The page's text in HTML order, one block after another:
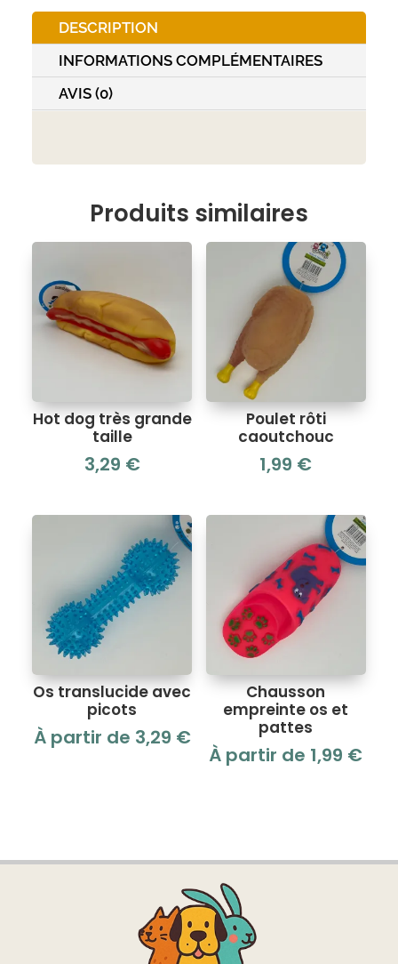
aqua
toy
7cm/21cm
DESCRIPTION
INFORMATIONS COMPLÉMENTAIRES
AVIS (0)
Produits similaires
Hot dog très grande
taille
3,29 €
Poulet rôti
caoutchouc
1,99 €
Os translucide avec
picots
À partir de 3,29 €
Chausson
empreinte os et
pattes
À partir de 1,99 €